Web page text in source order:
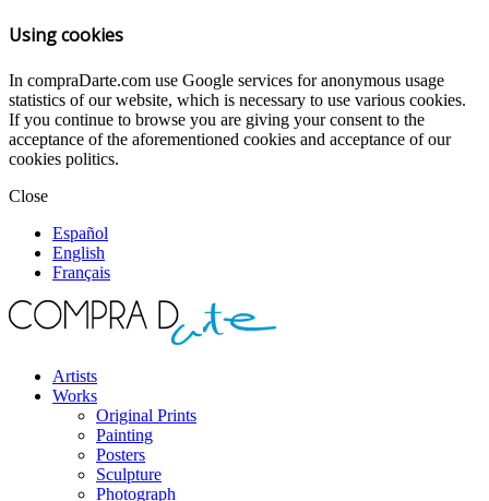
Using cookies
In compraDarte.com use Google services for anonymous usage
statistics of our website, which is necessary to use various cookies.
If you continue to browse you are giving your consent to the
acceptance of the aforementioned cookies and acceptance of our
cookies politics.
Close
Español
English
Français
Artists
Works
Original Prints
Painting
Posters
Sculpture
Photograph